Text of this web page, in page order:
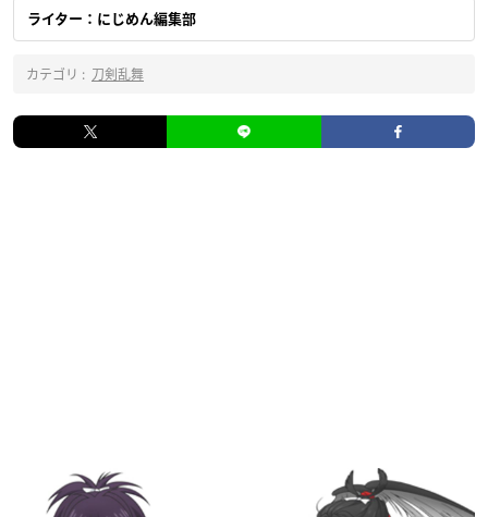
ライター：にじめん編集部
カテゴリ : 刀剣乱舞